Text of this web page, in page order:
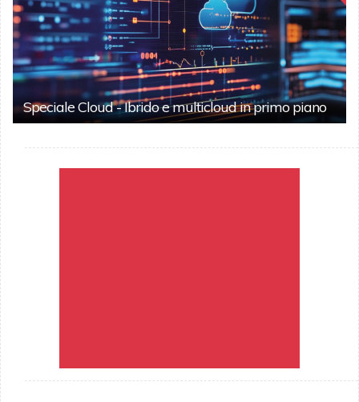
Speciale Cloud - Ibrido e multicloud in primo piano